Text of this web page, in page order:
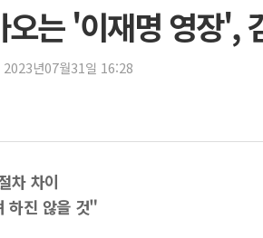
美 항소법원, 백악관 무도
이란 핵심 원유 수출항 '하
美 고용 쇼크에 엔화 장중
[AI MY 뉴스] 뉴욕 반도체
뉴욕증시 프리뷰, 美 고
[종합] 美 7월 고용 2만
는 '이재명 영장',
2023년07월31일 16:28
차 차이
하진 않을 것"